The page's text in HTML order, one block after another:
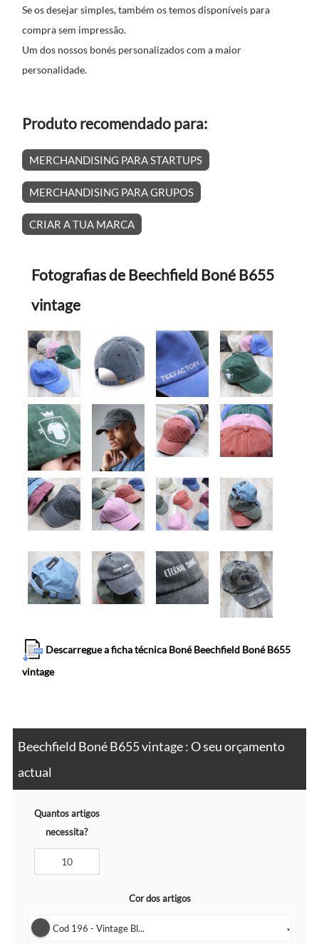
Se os desejar simples, também os temos disponíveis para
compra sem impressão.
Um dos nossos bonés personalizados com a maior
personalidade.
Produto recomendado para:
MERCHANDISING PARA STARTUPS
MERCHANDISING PARA GRUPOS
CRIAR A TUA MARCA
Fotografias de Beechfield Boné B655
vintage
Descarregue a ficha técnica Boné Beechfield Boné B655
vintage
Beechfield Boné B655 vintage : O seu orçamento
actual
Quantos artigos
necessita?
Cor dos artigos
Cod 196 - Vintage Bl... ▼